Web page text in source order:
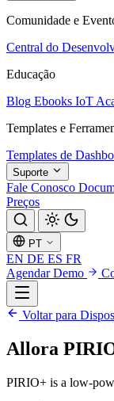
Comunidade e
Central do
Educação
Blog Ebooks IoT
Templates e
Templates de
Suporte
Fale Conosco
Preços
PT
EN DE ES FR
Agendar Demo
Voltar para
Allora
PIRIO+ is a low-